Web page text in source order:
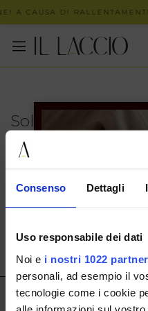
Consenso Dettagli
Uso responsabile dei dati
Noi e i nostri 1022 partner
personali, ad esempio il
tecnologie come i cookie
A CAUSA DI
Solo in negozio
PUOI TROVARE QUESTO
NOSTRI PUNTI VENDITA:
customerservice@illaccio.it
IL